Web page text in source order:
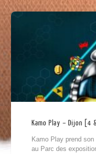
Kamo Play – Dijon [4
Kamo Play prend
au Parc des